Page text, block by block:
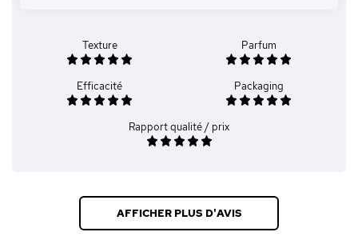
Texture Parfum
Efficacité Packaging
Rapport qualité / prix
AFFICHER PLUS D'AVIS